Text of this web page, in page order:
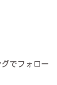
でフォロー